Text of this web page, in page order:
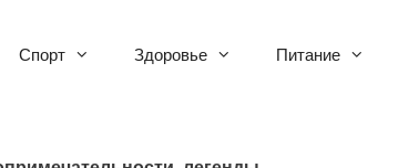
Спорт Здоровье Питание